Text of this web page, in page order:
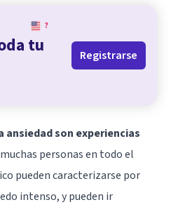
?
tu
Registrarse
ansiedadson experiencias
personas en todo el
pueden caracterizarse por
intenso, y pueden ir